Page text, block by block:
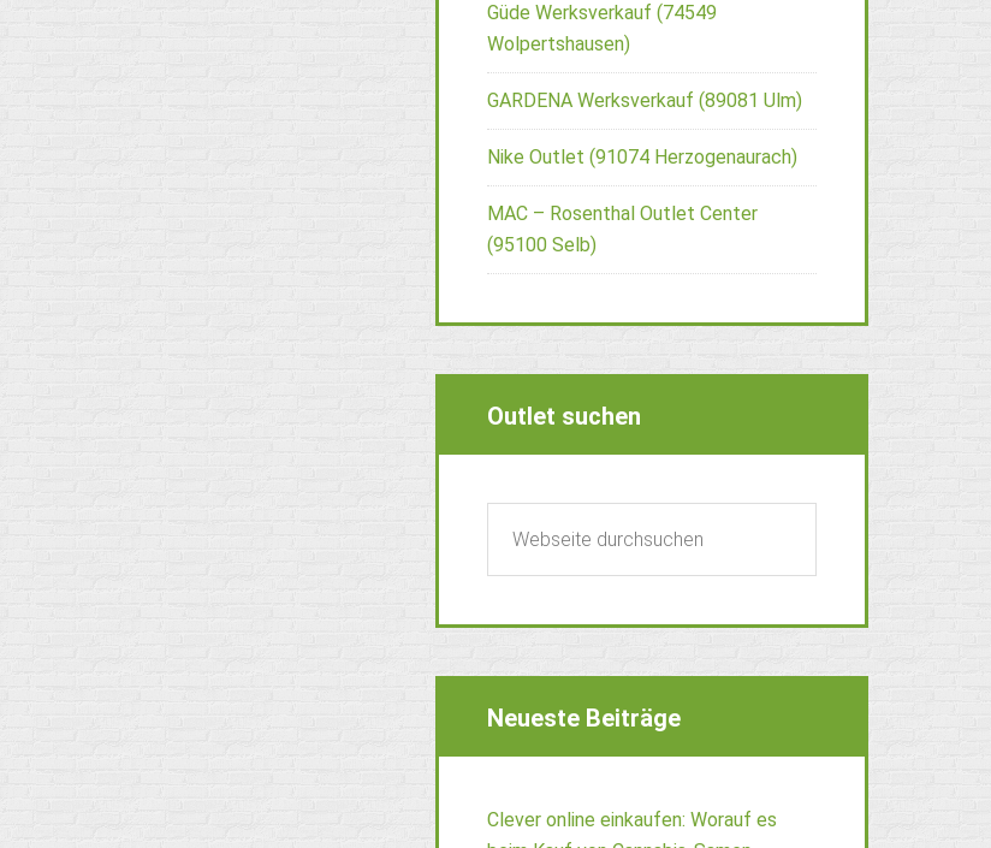
Güde Werksverkauf (74549
Wolpertshausen)
GARDENA Werksverkauf (89081 Ulm)
Nike Outlet (91074 Herzogenaurach)
MAC – Rosenthal Outlet Center
(95100 Selb)
Outlet suchen
Neueste Beiträge
Clever online einkaufen: Worauf es